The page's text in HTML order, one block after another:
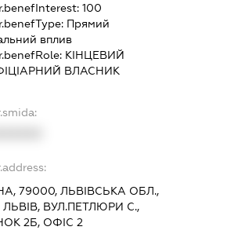
100
Прямий
вплив
КІНЦЕВИЙ
ВЛАСНИК
79000, ЛЬВІВСЬКА ОБЛ.,
ЛЬВІВ, ВУЛ.ПЕТЛЮРИ С.,
2Б, ОФІС 2